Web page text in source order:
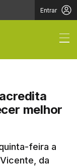
Entrar
melhor
feira a
da